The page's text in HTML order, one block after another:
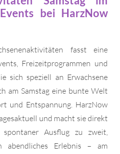
bei HarzNow
fasst eine
Freizeitprogrammen und
sich speziell an Erwachsene
am Samstag eine bunte Welt
und Entspannung. HarzNow
und macht sie direkt
Ausflug zu zweit,
abendliches Erlebnis – am